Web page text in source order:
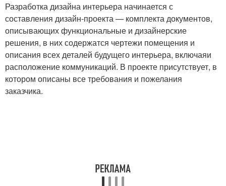
Разработка дизайна интерьера начинается с
составления дизайн-проекта — комплекта документов,
описывающих функциональные и дизайнерские
решения, в них содержатся чертежи помещения и
описания всех деталей будущего интерьера, включаяи
расположение коммуникаций. В проекте присутствует, в
котором описаны все требования и пожелания
заказчика.